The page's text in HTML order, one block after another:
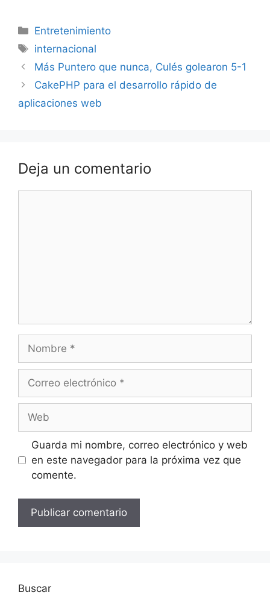
Categorías
Entretenimiento
Etiquetas
internacional
Más Puntero que nunca, Culés golearon 5-1
CakePHP para el desarrollo rápido de
aplicaciones web
Deja un comentario
Nombre
Correo
Web
Guarda mi nombre, correo electrónico y web
en este navegador para la próxima vez que
comente.
Buscar